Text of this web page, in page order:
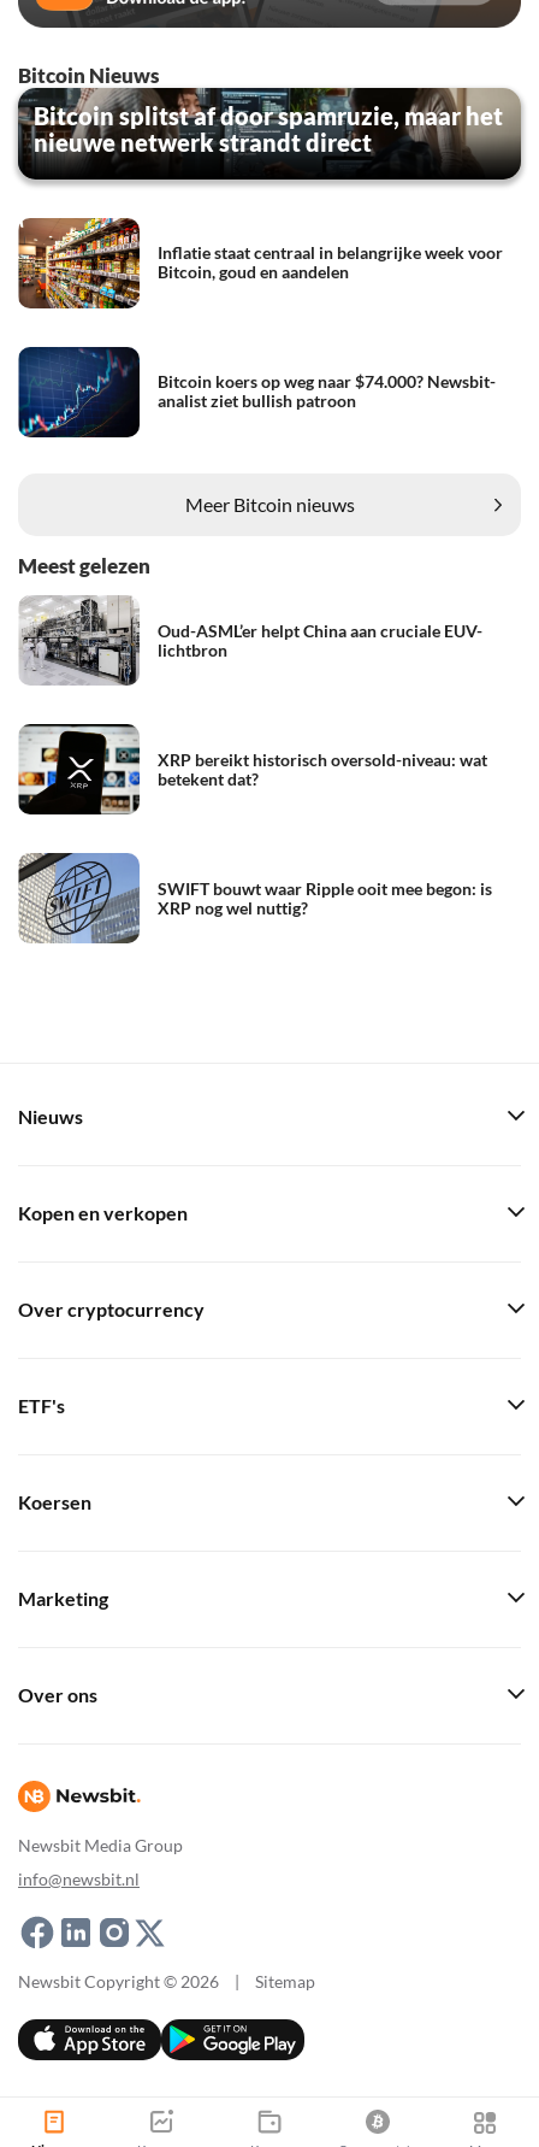
Bitcoin Nieuws
Bitcoin splitst af door spamruzie, maar het
nieuwe netwerk strandt direct
Inflatie staat centraal in belangrijke week voor
Bitcoin, goud en aandelen
Bitcoin koers op weg naar $74.000? Newsbit-
analist ziet bullish patroon
Meer Bitcoin nieuws
Meest gelezen
Oud-ASML’er helpt China aan cruciale EUV-
lichtbron
XRP bereikt historisch oversold-niveau: wat
betekent dat?
SWIFT bouwt waar Ripple ooit mee begon: is
XRP nog wel nuttig?
Newsbit Media Group
info@newsbit.nl
Nieuws
Kopen en verkopen
Over cryptocurrency
ETF's
Koersen
Marketing
Over ons
Newsbit Copyright © 2026 | Sitemap